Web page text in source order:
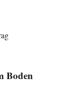
Boden